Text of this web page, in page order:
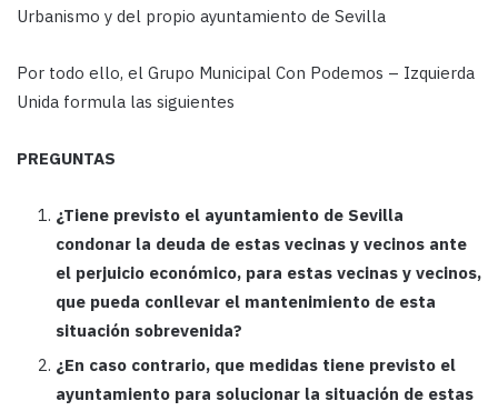
Urbanismo y del propio ayuntamiento de Sevilla
Por todo ello, el Grupo Municipal Con Podemos – Izquierda
Unida formula las siguientes
PREGUNTAS
¿Tiene previsto el ayuntamiento de Sevilla
condonar la deuda de estas vecinas y vecinos ante
el perjuicio económico, para estas vecinas y vecinos,
que pueda conllevar el mantenimiento de esta
situación sobrevenida?
¿En caso contrario, que medidas tiene previsto el
ayuntamiento para solucionar la situación de estas